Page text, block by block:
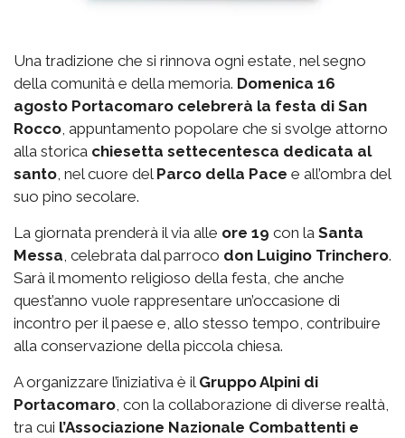
Una tradizione che si rinnova ogni estate, nel segno
della comunità e della memoria. Domenica 16
agosto Portacomaro celebrerà la festa di San
Rocco, appuntamento popolare che si svolge attorno
alla storica chiesetta settecentesca dedicata al
santo, nel cuore del Parco della Pace e all’ombra del
suo pino secolare.
La giornata prenderà il via alle ore 19 con la Santa
Messa, celebrata dal parroco don Luigino Trinchero.
Sarà il momento religioso della festa, che anche
quest’anno vuole rappresentare un’occasione di
incontro per il paese e, allo stesso tempo, contribuire
alla conservazione della piccola chiesa.
A organizzare l’iniziativa è il Gruppo Alpini di
Portacomaro, con la collaborazione di diverse realtà,
tra cui l’Associazione Nazionale Combattenti e